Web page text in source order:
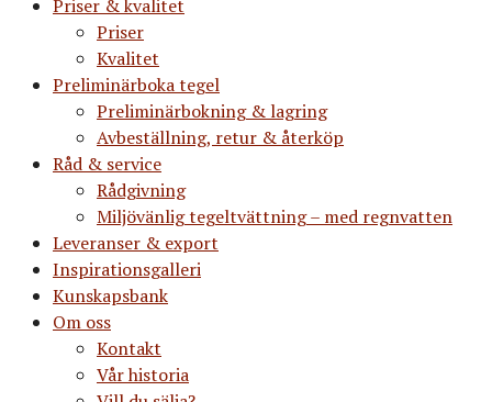
Priser & kvalitet
Priser
Kvalitet
Preliminärboka tegel
Preliminärbokning & lagring
Avbeställning, retur & återköp
Råd & service
Rådgivning
Miljövänlig tegeltvättning – med regnvatten
Leveranser & export
Inspirationsgalleri
Kunskapsbank
Om oss
Kontakt
Vår historia